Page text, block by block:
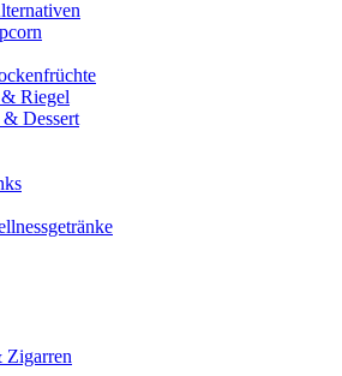
Riegel
Dessert
Zigarren